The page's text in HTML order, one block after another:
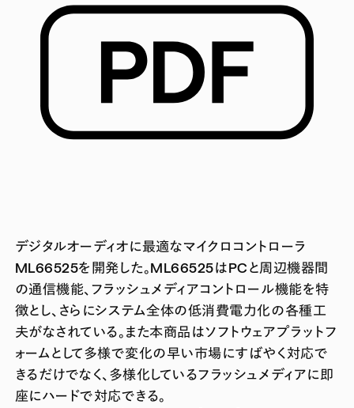
デジタルオーディオに最適なマイクロコントローラ
ML66525を開発した。ML66525はPCと周辺機器間
の通信機能、フラッシュメディアコントロール機能を特
徴とし、さらにシステム全体の低消費電力化の各種工
夫がなされている。また本商品はソフトウェアプラットフ
ォームとして多様で変化の早い市場にすばやく対応で
きるだけでなく、多様化しているフラッシュメディアに即
座にハードで対応できる。